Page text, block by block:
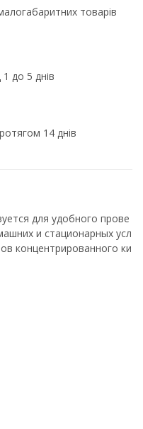
товарів
1 до 5 днів
14 днів
для удобного прове
и стационарных усл
концентрированного ки